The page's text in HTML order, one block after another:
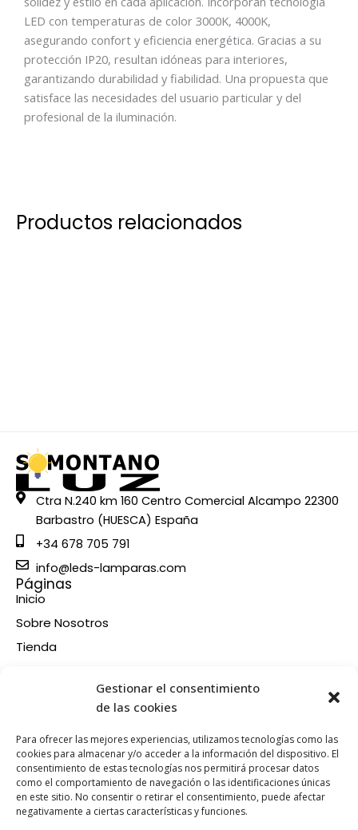
Gestionar el consentimiento
de las cookies
Para ofrecer las mejores experiencias, utilizamos tecnologías como las
cookies para almacenar y/o acceder a la información del dispositivo. El
consentimiento de estas tecnologías nos permitirá procesar datos
como el comportamiento de navegación o las identificaciones únicas
en este sitio. No consentir o retirar el consentimiento, puede afectar
negativamente a ciertas características y funciones.
LED con temperaturas de color 3000K, 4000K,
asegurando confort y eficiencia energética. Gracias a su
protección IP20, resultan idóneas para interiores,
garantizando durabilidad y fiabilidad. Una propuesta que
satisface las necesidades del usuario particular y del
profesional de la iluminación.
Productos relacionados
Ctra N.240 km 160 Centro Comercial Alcampo 22300
Barbastro (HUESCA) España
+34 678 705 791
info@leds-lamparas.com
Páginas
Inicio
Sobre Nosotros
Tienda
Información
Condiciones de compra
Política de devoluciones y reembolsos
Política de cookies
Síganos en nuestras RRSS